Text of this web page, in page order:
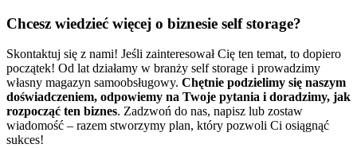
Chcesz wiedzieć więcej o biznesie self storage?
Skontaktuj się z nami! Jeśli zainteresował Cię ten temat, to dopiero
początek! Od lat działamy w branży self storage i prowadzimy
własny magazyn samoobsługowy. Chętnie podzielimy się naszym
doświadczeniem, odpowiemy na Twoje pytania i doradzimy, jak
rozpocząć ten biznes. Zadzwoń do nas, napisz lub zostaw
wiadomość – razem stworzymy plan, który pozwoli Ci osiągnąć
sukces!